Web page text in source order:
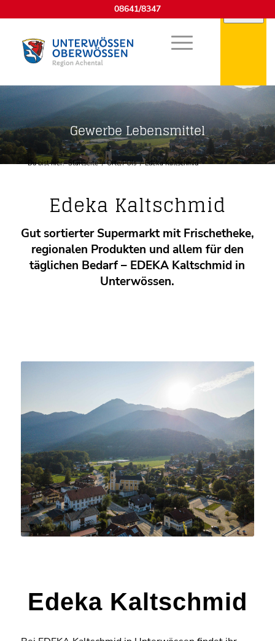
08641/8347
Du bist hier: Startseite / Orte/POIs / Edeka Kaltschmid
Gewerbe Lebensmittel
Edeka Kaltschmid
Gut sortierter Supermarkt mit Frischetheke,
regionalen Produkten und allem für den
täglichen Bedarf – EDEKA Kaltschmid in
Unterwössen.
Edeka Kaltschmid